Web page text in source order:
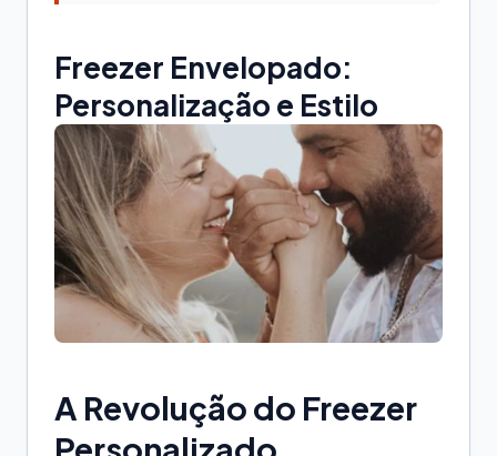
Freezer Envelopado:
Personalização e Estilo
A Revolução do Freezer